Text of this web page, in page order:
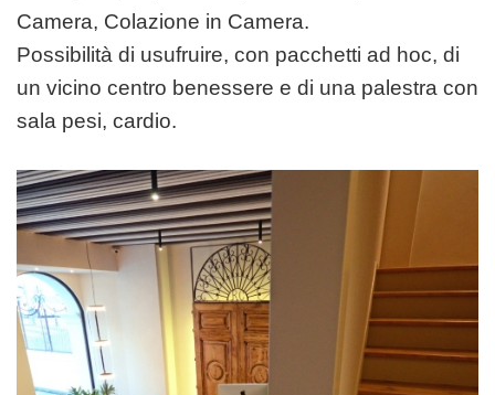
Camera, Colazione in Camera.
Possibilità di usufruire, con pacchetti ad hoc, di
un vicino centro benessere e di una palestra con
sala pesi, cardio.